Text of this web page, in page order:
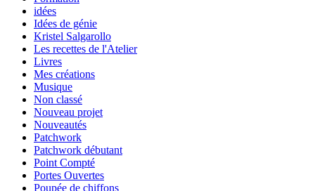
idées
Idées de génie
Kristel Salgarollo
Les recettes de l'Atelier
Livres
Mes créations
Musique
Non classé
Nouveau projet
Nouveautés
Patchwork
Patchwork débutant
Point Compté
Portes Ouvertes
Poupée de chiffons